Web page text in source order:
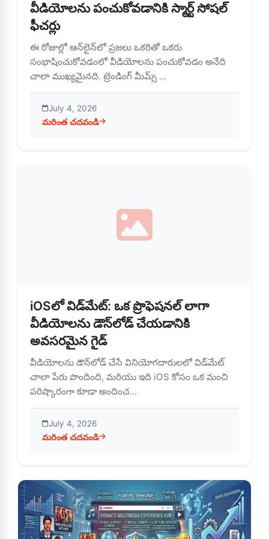
వీడియోలను పంచుకోవడానికి స్మార్ట్ సోషల్
ఫీచర్లు
ఈ రోజుల్లో ఆన్‌లైన్‌లో ప్రజలు ఒకరితో ఒకరు
సంభాషించుకోవడంలో వీడియోలను పంచుకోవడం అనేది
చాలా ముఖ్యమైనది. ట్రెండింగ్ మీమ్స్ ...
July 4, 2026
మరింత చదవండి
about విడ్‌మేట్ – ఎలాంటి ఇబ్బందులు లేకుండా వీడియోలను
iOSలో విడ్‌మేట్: ఒక ప్రొఫెషనల్ లాగా
వీడియోలను డౌన్‌లోడ్ చేయడానికి
అవసరమైన గైడ్
వీడియోలను డౌన్‌లోడ్ చేసే వినియోగదారులలో విడ్‌మేట్
చాలా పేరు పొందింది, మరియు ఇది iOS కోసం ఒక మంచి
పరిష్కారంగా కూడా అందించ...
July 4, 2026
మరింత చదవండి
about iOSలో విడ్‌మేట్: ఒక ప్రొఫెషనల్ లాగా వీడియోలను